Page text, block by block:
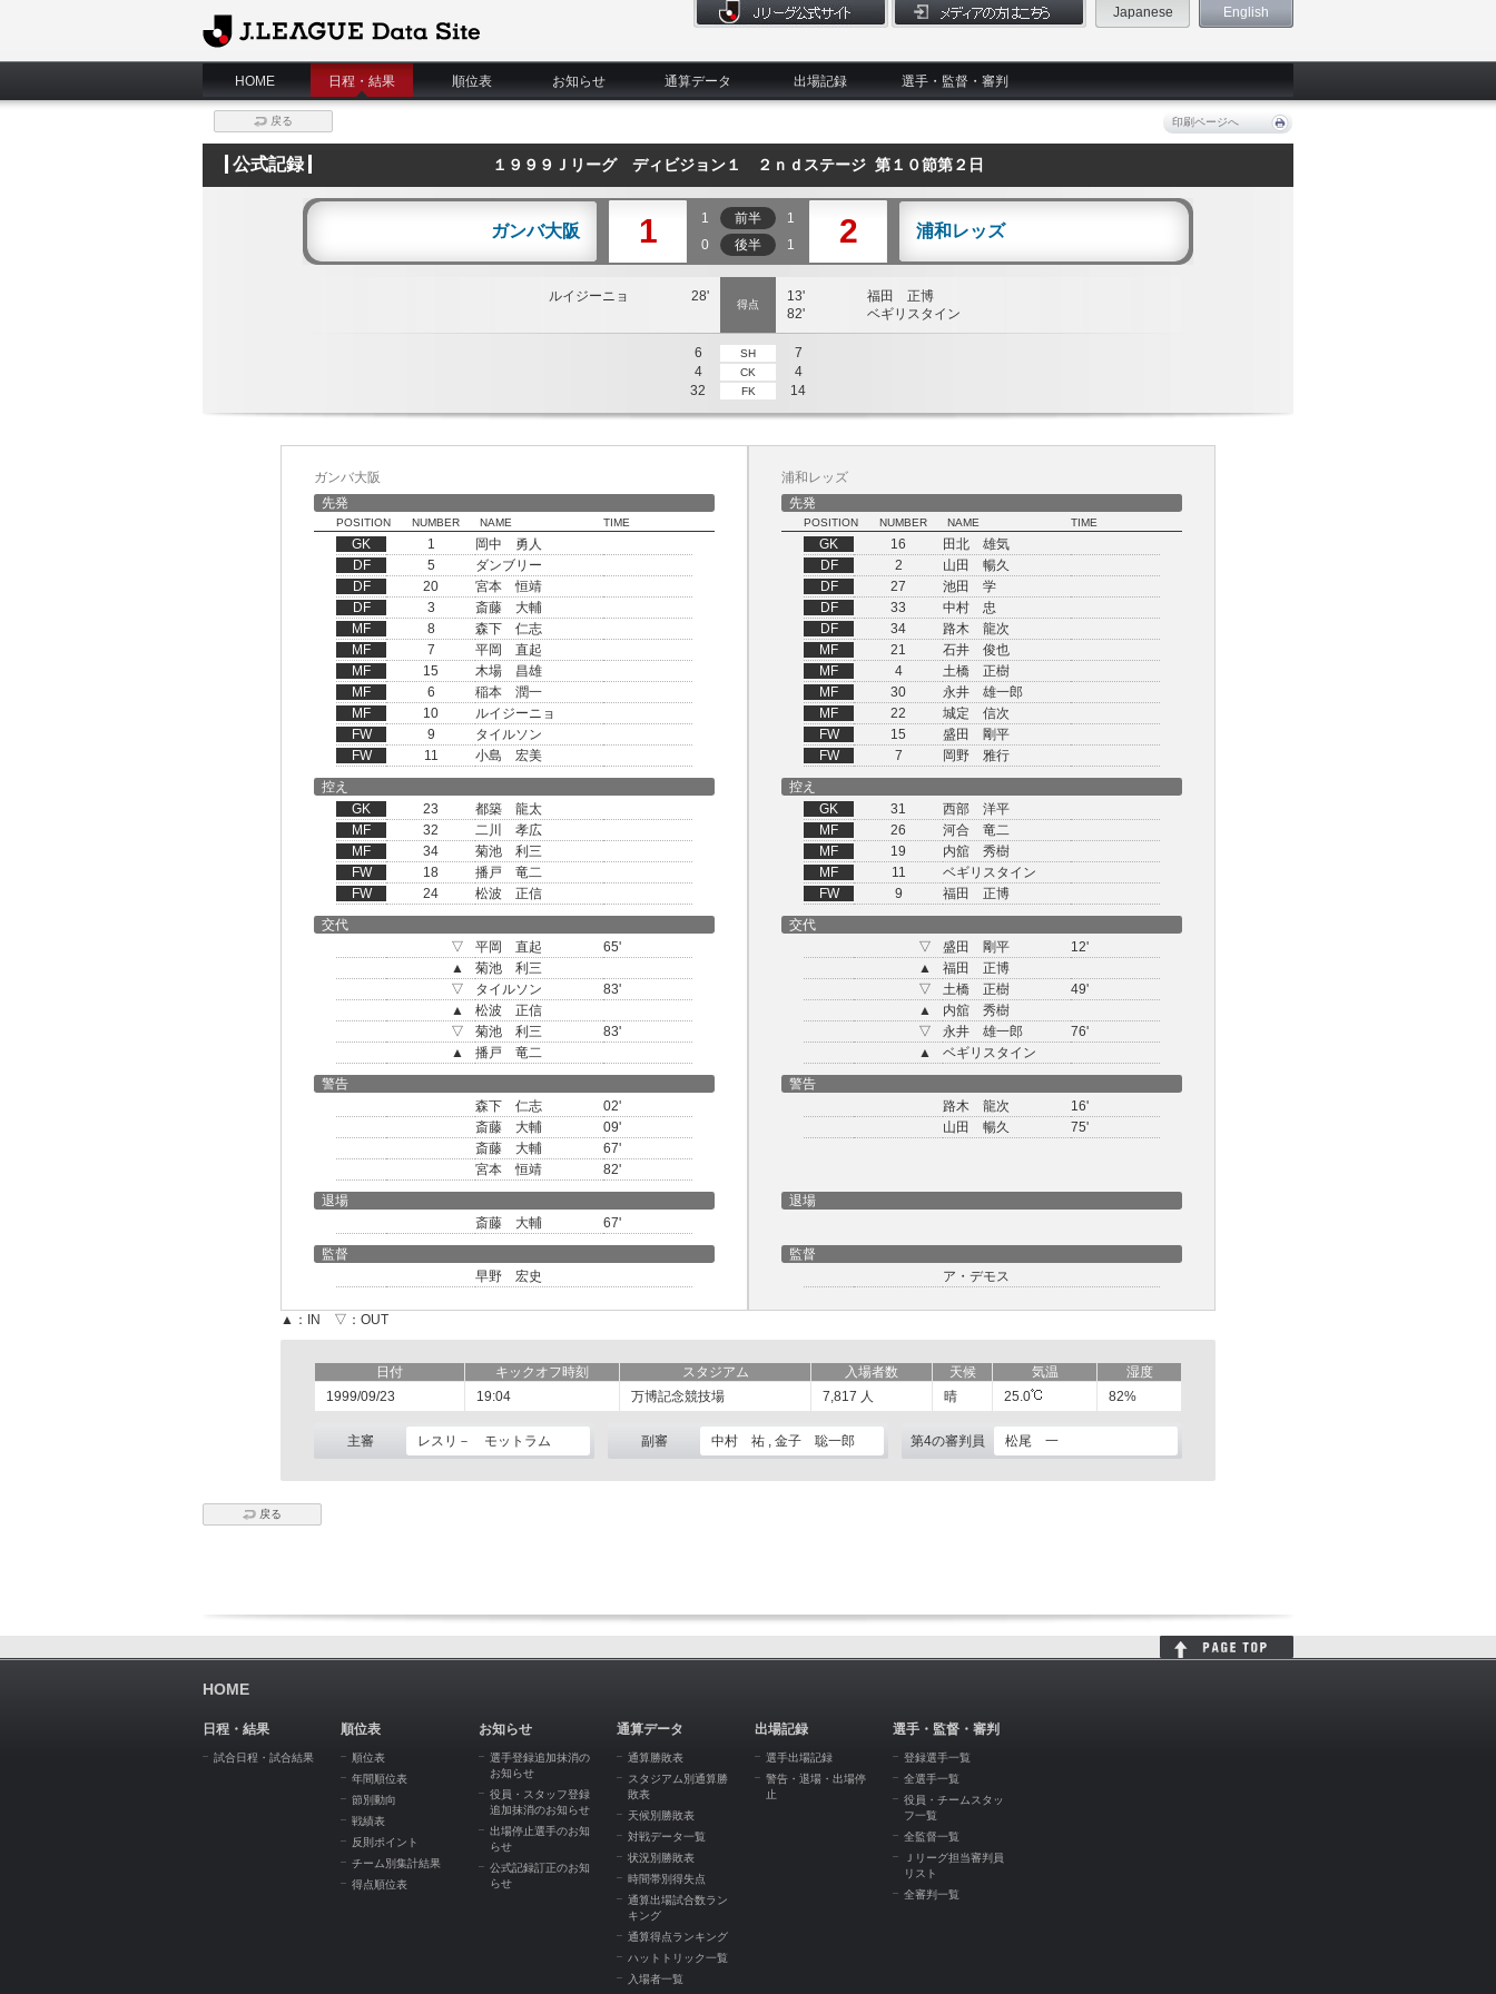
J.League Data Site
Japanese English
HOME 日程・結果 順位表 お知らせ 通算データ 出場記録 選手・監督・審判
戻る 印刷ページへ
公式記録 １９９９Ｊリーグ ディビジョン１ ２ｎｄステージ 第１０節第２日
ガンバ大阪 1 1 前半
1
0
後半 1 2 浦和レッズ
ルイジーニョ 28'
得点
13'
福田 正博
82'
ベギリスタイン
6 SH
7
4
CK
4
32
FK 14
ガンバ大阪
先発
POSITION NUMBER NAME TIME
GK 1
岡中 勇人
DF
5
ダンブリー
DF
20
宮本 恒靖
DF
3
斎藤 大輔
MF
8
森下 仁志
MF
7
平岡 直起
MF
15
木場 昌雄
MF
6
稲本 潤一
MF
10
ルイジーニョ
FW
9
タイルソン
FW
11 小島 宏美
浦和レッズ
先発
POSITION NUMBER NAME TIME
GK 16
田北 雄気
DF
2
山田 暢久
DF
27
池田 学
DF
33
中村 忠
DF
34
路木 龍次
MF
21
石井 俊也
MF
4
土橋 正樹
MF
30
永井 雄一郎
MF
22
城定 信次
FW
15
盛田 剛平
FW
7
岡野 雅行
控え
GK
23
都築 龍太
MF
32
二川 孝広
MF
34
菊池 利三
FW
18
播戸 竜二
FW
24 松波 正信
控え
GK
31
西部 洋平
MF
26
河合 竜二
MF
19
内舘 秀樹
MF
11
ベギリスタイン
FW
9
福田 正博
交代
▽
平岡 直起
65'
▲
菊池 利三
▽
タイルソン
83'
▲
松波 正信
▽
菊池 利三
83'
▲
播戸 竜二
交代
▽
盛田 剛平
12'
▲
福田 正博
▽
土橋 正樹
49'
▲
内舘 秀樹
▽
永井 雄一郎
76'
▲
ベギリスタイン
警告
森下 仁志
02'
斎藤 大輔
09'
斎藤 大輔
67'
宮本 恒靖
82'
警告
路木 龍次
16'
山田 暢久
75'
退場
斎藤 大輔
67'
退場
監督
早野 宏史
監督
ア・デモス
▲：IN ▽：OUT
日付 キックオフ時刻 スタジアム 入場者数 天候 気温
湿度
1999/09/23
19:04 万博記念競技場 7,817 人 晴 25.0 82%
主審 レスリ－ モットラム 副審 中村 祐 , 金子 聡一郎 第4の審判員 松尾 一
戻る
HOME
日程・結果
試合日程・試合結果
順位表
順位表
年間順位表
節別動向
戦績表
反則ポイント
チーム別集計結果
得点順位表
お知らせ
選手登録追加抹消の
お知らせ
役員・スタッフ登録
追加抹消のお知らせ
出場停止選手のお知
らせ
公式記録訂正のお知
らせ
通算データ
通算勝敗表
スタジアム別通算勝
敗表
天候別勝敗表
対戦データ一覧
状況別勝敗表
時間帯別得失点
通算出場試合数ラン
キング
通算得点ランキング
ハットトリック一覧
入場者一覧
出場記録
選手出場記録
警告・退場・出場停
止
選手・監督・審判
登録選手一覧
全選手一覧
役員・チームスタッ
フ一覧
全監督一覧
Ｊリーグ担当審判員
リスト
全審判一覧